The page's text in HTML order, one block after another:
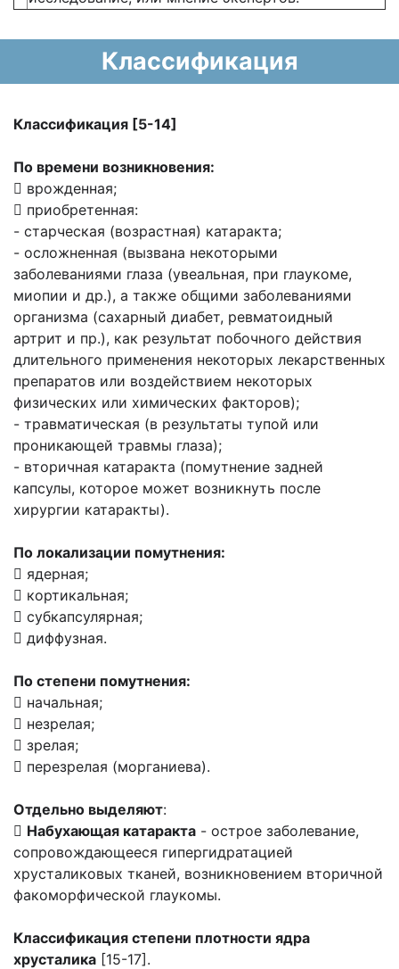
Классификация
Классификация [5-14]
По времени возникновения:
 врожденная;
 приобретенная:
- старческая (возрастная) катаракта;
- осложненная (вызвана некоторыми
заболеваниями глаза (увеальная, при глаукоме,
миопии и др.), а также общими заболеваниями
организма (сахарный диабет, ревматоидный
артрит и пр.), как результат побочного действия
длительного применения некоторых лекарственных
препаратов или воздействием некоторых
физических или химических факторов);
- травматическая (в результаты тупой или
проникающей травмы глаза);
- вторичная катаракта (помутнение задней
капсулы, которое может возникнуть после
хирургии катаракты).
По локализации помутнения:
 ядерная;
 кортикальная;
 субкапсулярная;
 диффузная.
По степени помутнения:
 начальная;
 незрелая;
 зрелая;
 перезрелая (морганиева).
Отдельно выделяют:
 Набухающая катаракта - острое заболевание,
сопровождающееся гипергидратацией
хрусталиковых тканей, возникновением вторичной
факоморфической глаукомы.
Классификация степени плотности ядра
хрусталика [15-17].